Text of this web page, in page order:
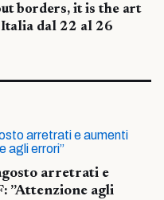
borders, it is the art
Italia dal 22 al 26
arretrati e
”Attenzione agli